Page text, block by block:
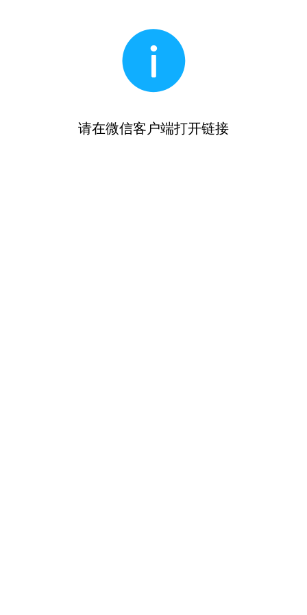
请在微信客户端打开链接